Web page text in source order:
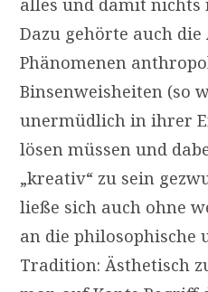
alles und damit nichts
Dazu gehörte auch
Phänomenen
Binsenweisheiten (so
unermüdlich in ihrer
lösen müssen und
„kreativ“ zu sein
ließe sich auch ohne
an die philosophische
Tradition: Ästhetisch